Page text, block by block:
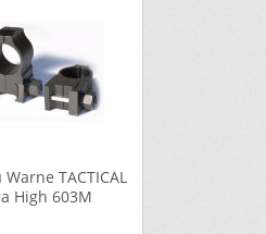
TACTICAL
High 603M